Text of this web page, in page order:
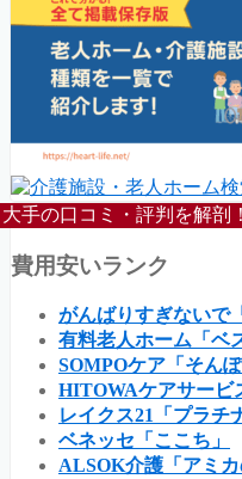
大手の口コミ・評判を解剖！
費用安いランク
がんばりすぎないで
有料老人ホーム「ベ
SOMPOケア「そんぽ
HITOWAケアサービ
レイクス21「プラチ
ベネッセ「ここち」
ALSOK介護「アミカ